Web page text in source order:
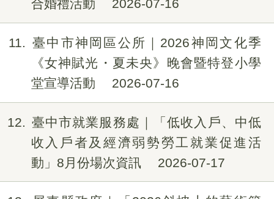
合婚禮活動
2026-07-16
11
臺中市神岡區公所｜2026神岡文化季
《女神賦光・夏未央》晚會暨特登小學
堂宣導活動
2026-07-16
12
臺中市就業服務處｜「低收入戶、中低
收入戶者及經濟弱勢勞工就業促進活
動」8月份場次資訊
2026-07-17